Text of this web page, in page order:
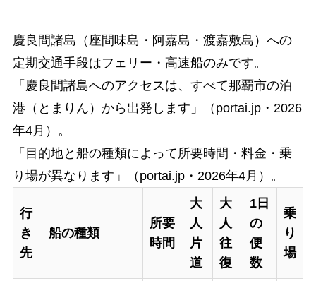
慶良間諸島（座間味島・阿嘉島・渡嘉敷島）への
定期交通手段はフェリー・高速船のみです。
「慶良間諸島へのアクセスは、すべて那覇市の泊
港（とまりん）から出発します」（portai.jp・2026
年4月）。
「目的地と船の種類によって所要時間・料金・乗
り場が異なります」（portai.jp・2026年4月）。
行
き
先
船の種類
所要
時間
大
人
片
道
大
人
往
復
1日
の
便
数
乗
り
場